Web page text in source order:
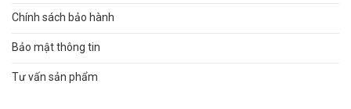
Chính sách bảo hành
Bảo mật thông tin
Tư vấn sản phẩm